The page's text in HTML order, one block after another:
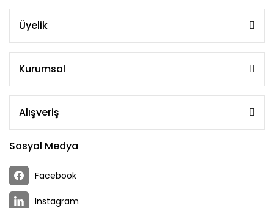
Üyelik
Kurumsal
Alışveriş
Sosyal Medya
Facebook
Instagram